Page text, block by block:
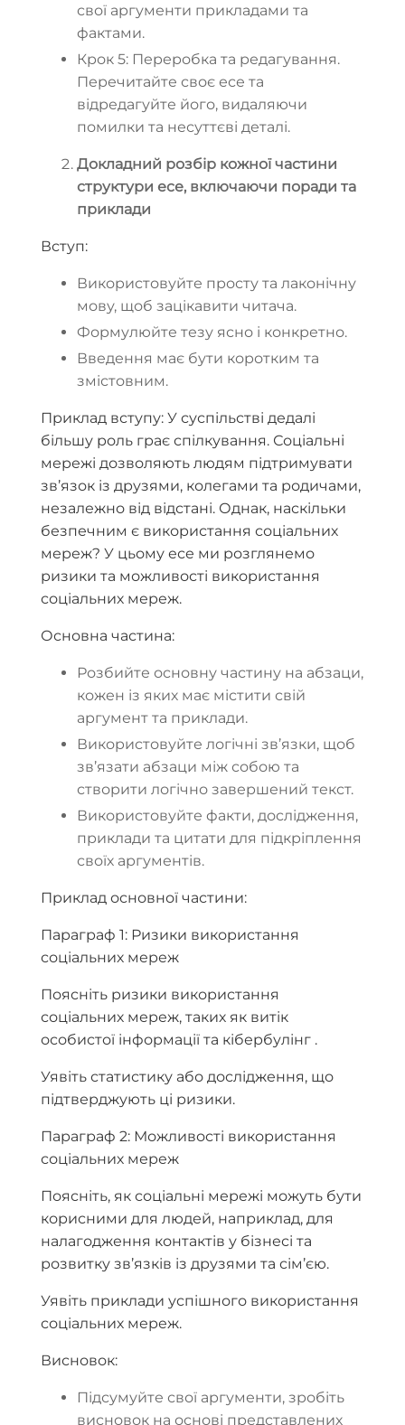
свої аргументи прикладами та
фактами.
Крок 5: Переробка та редагування.
Перечитайте своє есе та
відредагуйте його, видаляючи
помилки та несуттєві деталі.
Докладний розбір кожної частини
структури есе, включаючи поради та
приклади
Вступ:
Використовуйте просту та лаконічну
мову, щоб зацікавити читача.
Формулюйте тезу ясно і конкретно.
Введення має бути коротким та
змістовним.
Приклад вступу: У суспільстві дедалі
більшу роль грає спілкування. Соціальні
мережі дозволяють людям підтримувати
зв’язок із друзями, колегами та родичами,
незалежно від відстані. Однак, наскільки
безпечним є використання соціальних
мереж? У цьому есе ми розглянемо
ризики та можливості використання
соціальних мереж.
Основна частина:
Розбийте основну частину на абзаци,
кожен із яких має містити свій
аргумент та приклади.
Використовуйте логічні зв’язки, щоб
зв’язати абзаци між собою та
створити логічно завершений текст.
Використовуйте факти, дослідження,
приклади та цитати для підкріплення
своїх аргументів.
Приклад основної частини:
Параграф 1: Ризики використання
соціальних мереж
Поясніть ризики використання
соціальних мереж, таких як витік
особистої інформації та кібербулінг .
Уявіть статистику або дослідження, що
підтверджують ці ризики.
Параграф 2: Можливості використання
соціальних мереж
Поясніть, як соціальні мережі можуть бути
корисними для людей, наприклад, для
налагодження контактів у бізнесі та
розвитку зв’язків із друзями та сім’єю.
Уявіть приклади успішного використання
соціальних мереж.
Висновок:
Підсумуйте свої аргументи, зробіть
висновок на основі представлених